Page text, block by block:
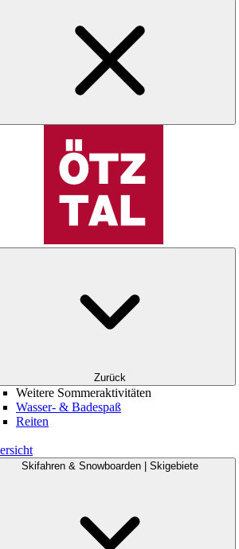
Zurück
Weitere Sommeraktivitäten
Wasser- & Badespaß
Reiten
Skifahren & Snowboarden | Skigebiete